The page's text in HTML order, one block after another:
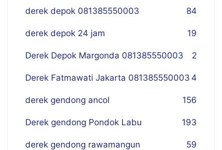
derek depok 081385550003 84
derek depok 24 jam 19
Derek Depok Margonda 081385550003 2
Derek Fatmawati Jakarta 081385550003 4
derek gendong ancol 156
Derek gendong Pondok Labu 193
derek gendong rawamangun 59